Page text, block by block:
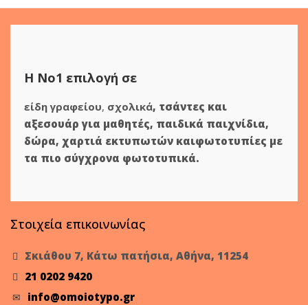
Η Νο1 επιλογή σε
είδη γραφείου, σχολικά, τσάντες και
αξεσουάρ για μαθητές, παιδικά παιχνίδια,
δώρα, χαρτιά εκτυπωτών καιφωτοτυπίες με
τα πιο σύγχρονα φωτοτυπικά.
Στοιχεία επικοινωνίας
Σκιάθου 7, Κάτω πατήσια, Αθήνα, 11254
21 0202 9420
info@omoiotypo.gr